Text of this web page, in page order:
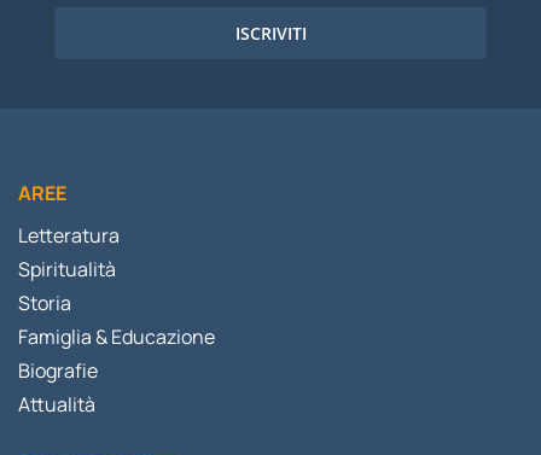
ISCRIVITI
AREE
Letteratura
Spiritualità
Storia
Famiglia & Educazione
Biografie
Attualità